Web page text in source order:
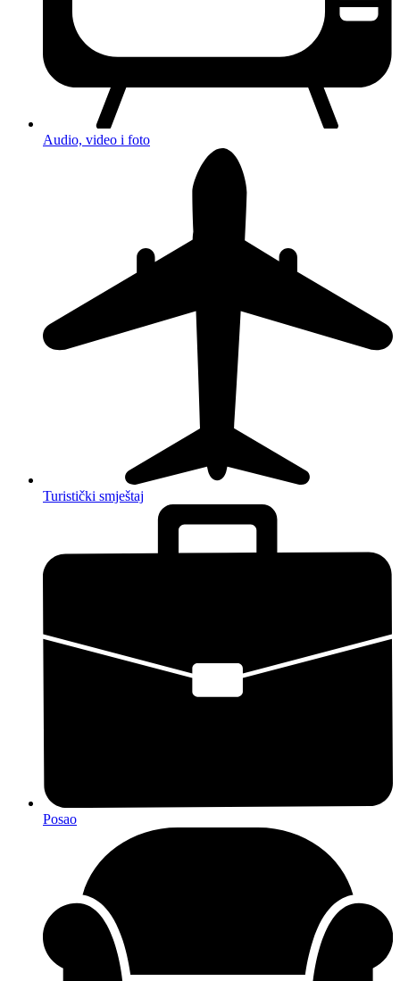
Audio, video i foto
Turistički smještaj
Posao